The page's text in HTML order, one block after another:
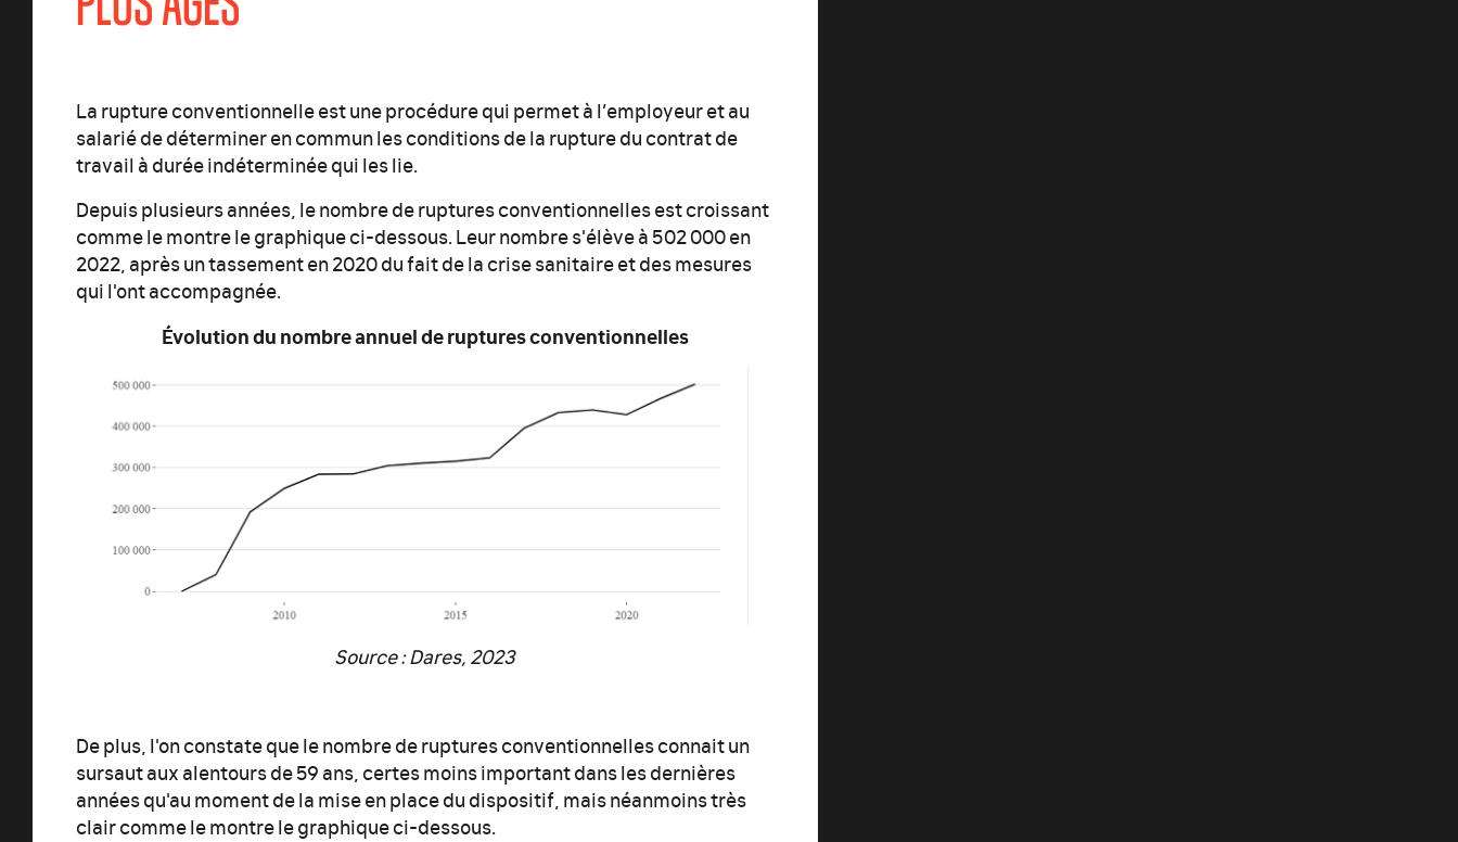
La rupture conventionnelle est une procédure qui permet à l’employeur et au
salarié de déterminer en commun les conditions de la rupture du contrat de
travail à durée indéterminée qui les lie.
Depuis plusieurs années, le nombre de ruptures conventionnelles est croissant
comme le montre le graphique ci-dessous. Leur nombre s'élève à 502 000 en
2022, après un tassement en 2020 du fait de la crise sanitaire et des mesures
qui l'ont accompagnée.
Évolution du nombre annuel de ruptures conventionnelles
Source : Dares, 2023
De plus, l'on constate que le nombre de ruptures conventionnelles connait un
sursaut aux alentours de 59 ans, certes moins important dans les dernières
années qu'au moment de la mise en place du dispositif, mais néanmoins très
clair comme le montre le graphique ci-dessous.